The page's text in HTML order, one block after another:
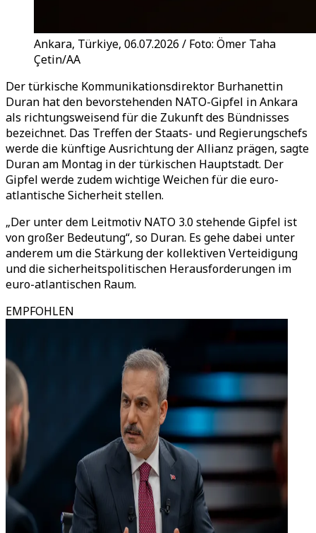
Ankara, Türkiye, 06.07.2026 / Foto: Ömer Taha
Çetin/AA
Der türkische Kommunikationsdirektor Burhanettin
Duran hat den bevorstehenden NATO-Gipfel in Ankara
als richtungsweisend für die Zukunft des Bündnisses
bezeichnet. Das Treffen der Staats- und Regierungschefs
werde die künftige Ausrichtung der Allianz prägen, sagte
Duran am Montag in der türkischen Hauptstadt. Der
Gipfel werde zudem wichtige Weichen für die euro-
atlantische Sicherheit stellen.
„Der unter dem Leitmotiv NATO 3.0 stehende Gipfel ist
von großer Bedeutung“, so Duran. Es gehe dabei unter
anderem um die Stärkung der kollektiven Verteidigung
und die sicherheitspolitischen Herausforderungen im
euro-atlantischen Raum.
EMPFOHLEN